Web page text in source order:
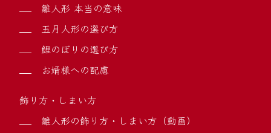
雛人形 本当の意味
五月人形の選び方
鯉のぼりの選び方
お婿様への配慮
飾り方・しまい方
雛人形の飾り方・しまい方（動画）